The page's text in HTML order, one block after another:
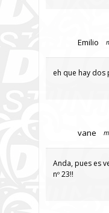
Emilio
eh que hay dos
vane
Anda, pues es
nº 23!!